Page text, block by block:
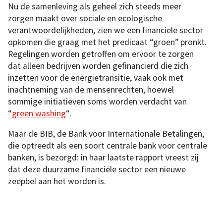
Nu de samenleving als geheel zich steeds meer
zorgen maakt over sociale en ecologische
verantwoordelijkheden, zien we een financiële sector
opkomen die graag met het predicaat “groen” pronkt.
Regelingen worden getroffen om ervoor te zorgen
dat alleen bedrijven worden gefinancierd die zich
inzetten voor de energietransitie, vaak ook met
inachtneming van de mensenrechten, hoewel
sommige initiatieven soms worden verdacht van
“green washing“.
Maar de BIB, de Bank voor Internationale Betalingen,
die optreedt als een soort centrale bank voor centrale
banken, is bezorgd: in haar laatste rapport vreest zij
dat deze duurzame financiële sector een nieuwe
zeepbel aan het worden is.